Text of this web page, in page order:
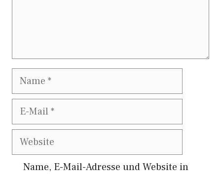
Name
E-
Website
Name, E-Mail-Adresse und Website in